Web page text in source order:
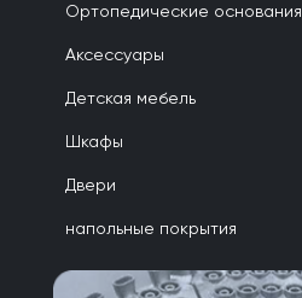
Ортопедические основания
Аксессуары
Детская мебель
Шкафы
Двери
напольные покрытия